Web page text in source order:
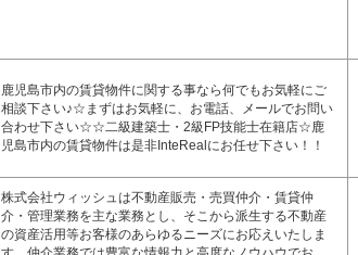
鹿児島市内の賃貸物件に関する事なら何でもお気軽にご
相談下さい♪☆まずはお気軽に、お電話、メールでお問い
合わせ下さい☆☆二級建築士・2級FP技能士在籍店☆鹿
児島市内の賃貸物件は是非InteRealにお任せ下さい！！
株式会社ウィッシュは不動産販売・売買仲介・賃貸仲
介・管理業務を主な業務とし、そこから派生する不動産
の資産活用等お客様のあらゆるニーズにお応えいたしま